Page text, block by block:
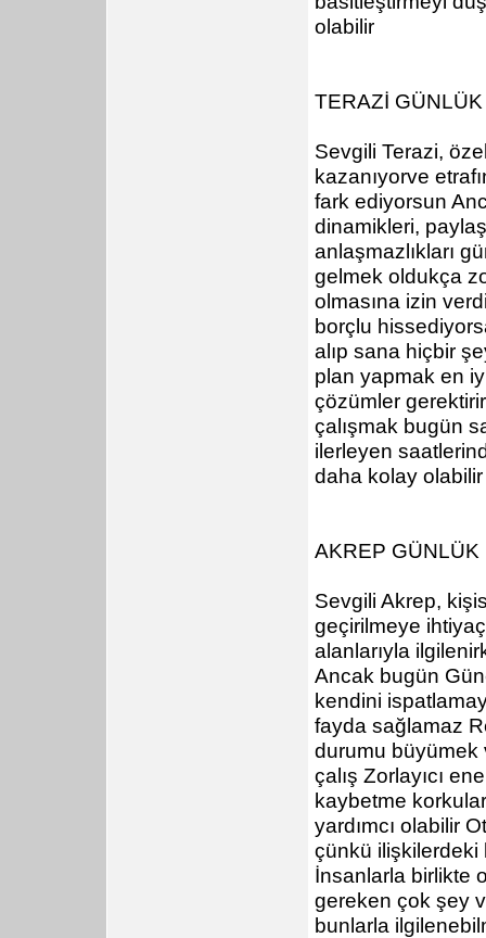
olabilir
TERAZİ
Sevgili Terazi,
kazanıyorve
fark ediyorsun
dinamikleri,
anlaşmazlıkları
gelmek oldukça
olmasına izin
borçlu
alıp sana hiçbir
plan yapmak en
çözümler
çalışmak bugün
ilerleyen
daha kolay olabilir
AKREP
Sevgili Akrep,
geçirilmeye
alanlarıyla
Ancak bugün
kendini
fayda sağlamaz
durumu büyümek
çalış Zorlayıcı
kaybetme
yardımcı olabilir
çünkü ilişkilerdeki
İnsanlarla birlikte
gereken çok şey
bunlarla